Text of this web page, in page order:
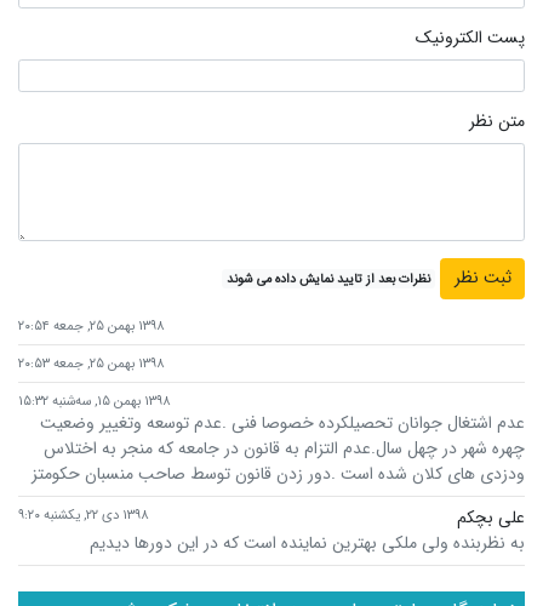
پست الکترونیک
متن نظر
نظرات بعد از تایید نمایش داده می شوند
۱۳۹۸ بهمن ۲۵, جمعه ۲۰:۵۴
۱۳۹۸ بهمن ۲۵, جمعه ۲۰:۵۳
۱۳۹۸ بهمن ۱۵, سه‌شنبه ۱۵:۳۲
عدم اشتغال جوانان تحصیلکرده خصوصا فنی .عدم توسعه وتغییر وضعیت
چهره شهر در چهل سال.عدم التزام به قانون در جامعه که منجر به اختلاس
ودزدی های کلان شده است .دور زدن قانون توسط صاحب منسبان حکومتز
علی بچکم
۱۳۹۸ دی ۲۲, یکشنبه ۹:۲۰
به نظربنده ولی ملکی بهترین نماینده است که در این دورها دیدیم